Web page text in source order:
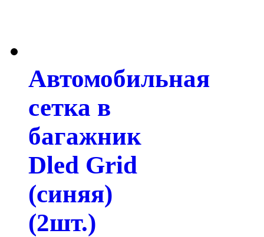
Автомобильная
сетка в
багажник
Dled Grid
(синяя)
(2шт.)